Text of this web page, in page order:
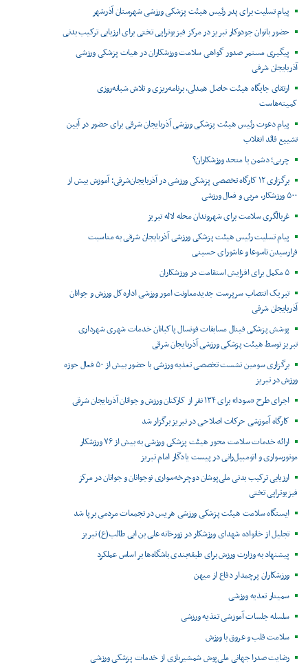
پیام تسلیت برای پدر رئیس هیئت پزشکی ورزشی شهرستان آذرشهر
حضور بانوان جودوکار تبریز در مرکز فیزیوتراپی تختی برای ارزیابی ترکیب بدنی
پیگیری مستمر صدور گواهی سلامت ورزشکاران در هیات پزشکی ورزشی
آذربایجان شرقی
ارتقای جایگاه هیئت حاصل همدلی، برنامه‌ریزی و تلاش شبانه‌روزی
کمیته‌هاست
پیام دعوت رئیس هیئت پزشکی ورزشی آذربایجان شرقی برای حضور در آیین
تشییع قائد انقلاب
چربی؛ دشمن یا متحد ورزشکاران؟
برگزاری ۱۲ کارگاه تخصصی پزشکی ورزشی در آذربایجان‌شرقی؛ آموزش بیش از
۵۰۰ ورزشکار، مربی و فعال ورزشی
غربالگری سلامت برای شهروندان محله لاله تبریز
پیام تسلیت رئیس هیئت پزشکی ورزشی آذربایجان شرقی به مناسبت
فرارسیدن تاسوعا و عاشورای حسینی
۵ مکمل برای افزایش استقامت در ورزشکاران
تبریک انتصاب سرپرست جدیدمعاونت امور ورزشی اداره‌کل ورزش و جوانان
آذربایجان شرقی
پوشش پزشکی فینال مسابقات فوتسال پاکبانان خدمات شهری شهرداری
تبریز توسط هیئت پزشکی ورزشی آذربایجان شرقی
برگزاری سومین نشست تخصصی تغذیه ورزشی با حضور بیش از ۵۰ فعال حوزه
ورزش در تبریز
اجرای طرح «سودا» برای ۱۳۴ نفر از کارکنان ورزش و جوانان آذربایجان شرقی
کارگاه آموزشی حرکات اصلاحی در تبریز برگزار شد
ارائه خدمات سلامت محور هیئت پزشکی ورزشی به بیش از ۷۶ ورزشکار
موتورسواری و اتومبیل‌رانی در پیست یادگار امام تبریز
ارزیابی ترکیب بدنی ملی‌پوشان دوچرخه‌سواری نوجوانان و جوانان در مرکز
فیزیوتراپی تختی
ایستگاه سلامت هیئت پزشکی ورزشی هریس در تجمعات مردمی برپا شد
تجلیل از خانواده شهدای ورزشکار در زورخانه علی بن ابی طالب(ع) تبریز
پیشنهاد به وزارت ورزش برای طبقه‌بندی باشگاه‌ها بر اساس عملکرد
ورزشکاران پرچمدار دفاع از میهن
سمینار تغذیه ورزشی
سلسله جلسات آموزشی تغذیه ورزشی
سلامت قلب و عروق با ورزش
رضایت صدرا جهانی ملی‌پوش شمشیربازی از خدمات پزشکی ورزشی